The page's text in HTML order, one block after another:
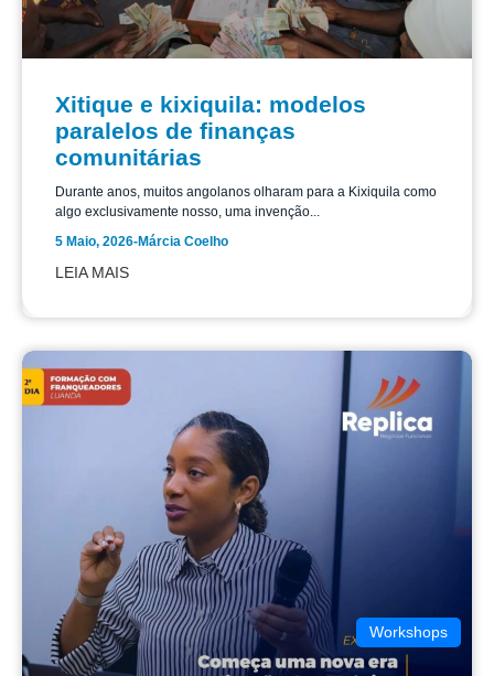
Xitique e kixiquila: modelos
paralelos de finanças
comunitárias
Durante anos, muitos angolanos olharam para a Kixiquila como
algo exclusivamente nosso, uma invenção...
5 Maio, 2026-Márcia Coelho
LEIA MAIS
Workshops